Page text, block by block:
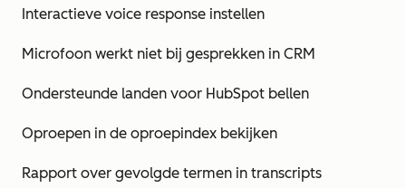
Interactieve voice response instellen
Microfoon werkt niet bij gesprekken in CRM
Ondersteunde landen voor HubSpot bellen
Oproepen in de oproepindex bekijken
Rapport over gevolgde termen in transcripts